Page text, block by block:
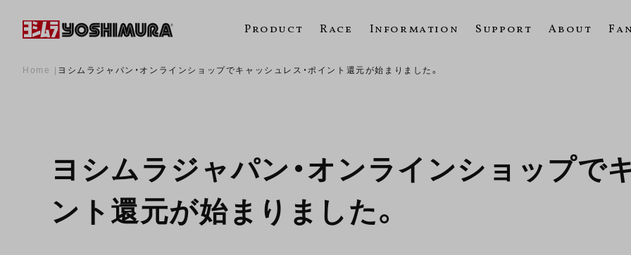
Product Race Information Support About
Home ヨシムラジャパン・オンラインショップでキャッシュレス・ポイント還元が始まりました。
ヨシムラジャパン・オンラインショップで
ント還元が始まりました。